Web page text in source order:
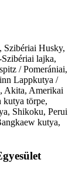
Szibériai Husky,
lajka,
/ Pomerániai,
Lappkutya /
Akita, Amerikai
törpe,
Shikoku, Perui
kutya,